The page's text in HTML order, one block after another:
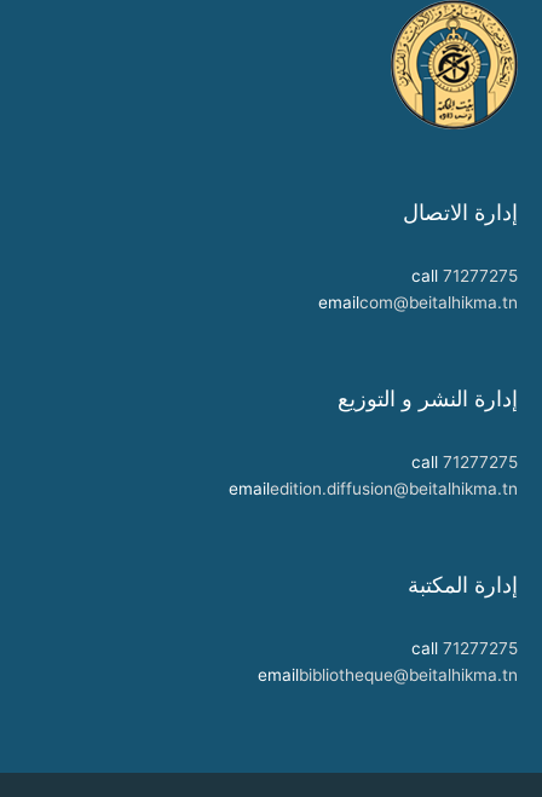
إدارة الاتصال
call 71277275
emailcom@beitalhikma.tn
إدارة النشر و التوزيع
call 71277275
emailedition.diffusion@beitalhikma.tn
إدارة المكتبة
call 71277275
emailbibliotheque@beitalhikma.tn